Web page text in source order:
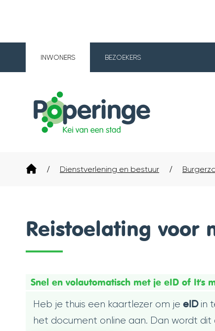
INWONERS BEZOEKERS
Poperinge
Startpagina
Dienstverlening en bestuur
Reistoelating voor
Snel en volautomatisch met je eID of It's
Heb je thuis een kaartlezer om je eIDin
het document online aan. Dan wordt